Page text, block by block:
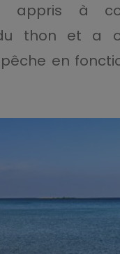
appris à
thon et a
en